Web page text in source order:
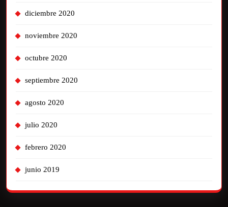
diciembre 2020
noviembre 2020
octubre 2020
septiembre 2020
agosto 2020
julio 2020
febrero 2020
junio 2019